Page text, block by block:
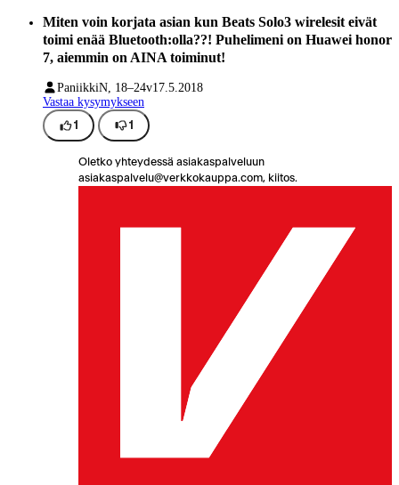
Miten voin korjata asian kun Beats Solo3 wirelesit eivät
toimi enää Bluetooth:olla??! Puhelimeni on Huawei honor
7, aiemmin on AINA toiminut!
PaniikkiN, 18–24v17.5.2018
Vastaa kysymykseen
1 1
Oletko yhteydessä asiakaspalveluun
asiakaspalvelu@verkkokauppa.com, kiitos.